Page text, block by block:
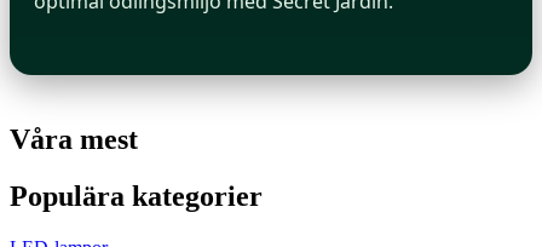
Våra mest
Populära kategorier